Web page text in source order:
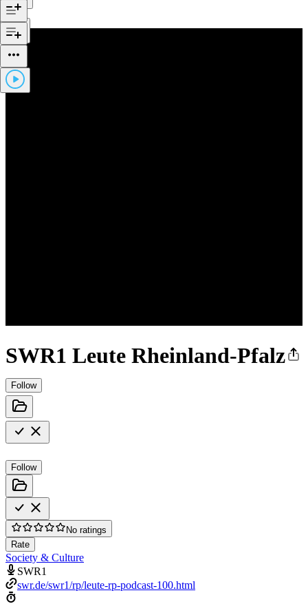
SWR1 Leute Rheinland-Pfalz
Follow
Follow
No ratings
Rate
Society & Culture
SWR1
swr.de/swr1/rp/leute-rp-podcast-100.html